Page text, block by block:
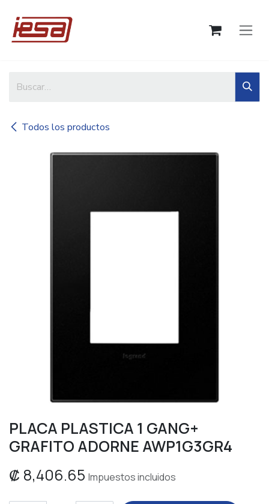
Todos los productos
PLACA PLASTICA 1 GANG+
GRAFITO ADORNE AWP1G3GR4
₡ 8,406.65 Impuestos incluidos